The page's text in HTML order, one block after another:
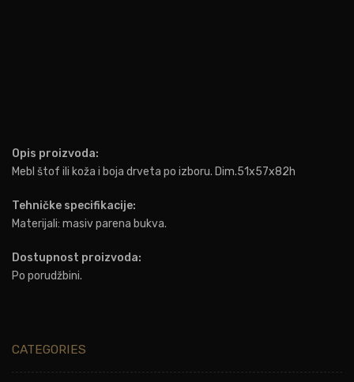
Opis proizvoda:
Mebl štof ili koža i boja drveta po izboru. Dim.51x57x82h
Tehničke specifikacije:
Materijali: masiv parena bukva.
Dostupnost proizvoda:
Po porudžbini.
CATEGORIES